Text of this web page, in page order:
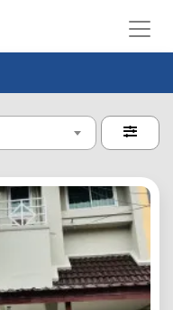
